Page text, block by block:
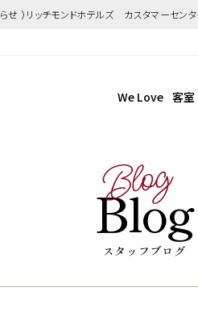
せ ）リッチモンドホテルズ カスタマーセ
We Love 客室
Blog
Blog
スタッフブログ